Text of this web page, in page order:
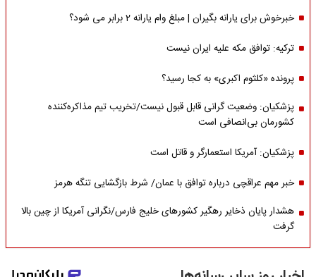
خبرخوش برای یارانه بگیران | مبلغ وام یارانه 2 برابر می شود؟
ترکیه: توافق مکه علیه ایران نیست
پرونده «کلثوم اکبری» به کجا رسید؟
پزشکیان: وضعیت گرانی قابل قبول نیست/تخریب تیم مذاکره‌کننده
کشورمان بی‌انصافی است
پزشکیان: آمریکا استعمارگر و قاتل است
خبر مهم عراقچی درباره توافق با عمان/ شرط بازگشایی تنگه هرمز
هشدار پایان ذخایر رهگیر کشورهای خلیج فارس/نگرانی آمریکا از چین بالا
گرفت